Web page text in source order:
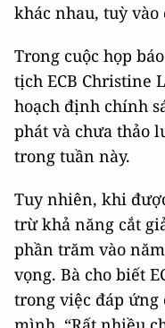
khác nhau, tuỳ
Trong cuộc họp
tịch ECB Christine
hoạch định chính
phát và chưa thảo
trong tuần này.
Tuy nhiên, khi
trừ khả năng cắt
phần trăm vào
vọng. Bà cho biết
trong việc đáp ứng